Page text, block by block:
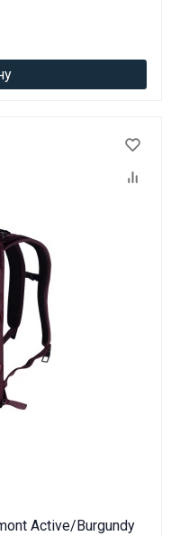
Active/Burgundy
лицам,